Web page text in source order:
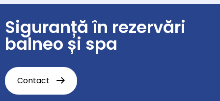
Siguranță în rezervări
balneo și spa
Contact